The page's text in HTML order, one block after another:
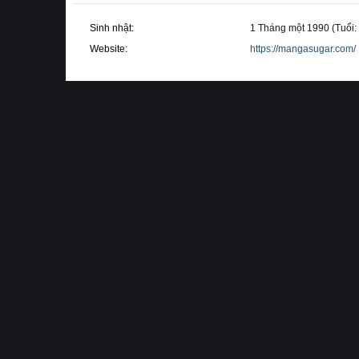
Sinh nhật
1 Tháng một 1990 (Tuổi:
Website
https://mangasugar.com/